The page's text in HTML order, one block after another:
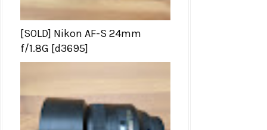
[SOLD] Nikon AF-S 24mm
f/1.8G [d3695]